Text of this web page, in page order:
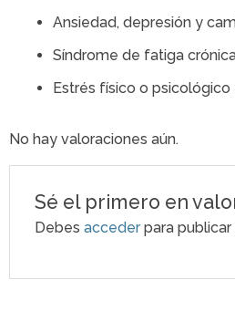
Ansiedad, depresión y
Síndrome de fatiga
Estrés físico o
No hay valoraciones aún.
Sé el primero en
Debes accederpara publicar